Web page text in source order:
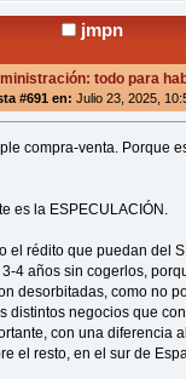
jmpn
todo para
#691 en: Julio 23, 2025,
compra-venta. Porque
es la ESPECULACIÓN.
el rédito que puedan del
4 años sin cogerlos,
desorbitadas, como no
distintos negocios que
con una diferencia
el resto, en el sur de